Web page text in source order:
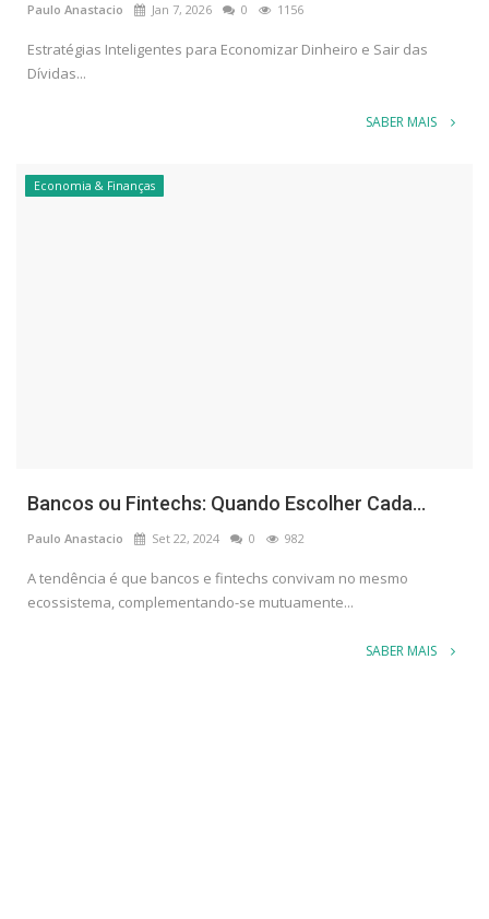
Paulo Anastacio Jan 7, 2026 0 1156
Estratégias Inteligentes para Economizar Dinheiro e Sair das
Dívidas...
SABER MAIS
Economia & Finanças
Bancos ou Fintechs: Quando Escolher Cada...
Paulo Anastacio Set 22, 2024 0 982
A tendência é que bancos e fintechs convivam no mesmo
ecossistema, complementando-se mutuamente...
SABER MAIS